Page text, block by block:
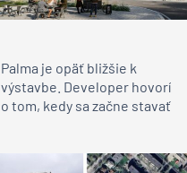
Palma je opäť bližšie k
výstavbe. Developer hovorí
o tom, kedy sa začne stavať